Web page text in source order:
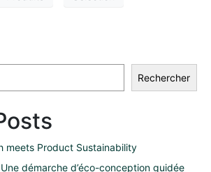
Rechercher
meets Product Sustainability
démarche d’éco-conception guidée